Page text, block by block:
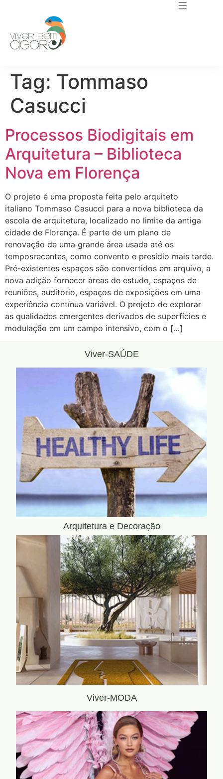
Tag: Tommaso
Casucci
Processos Biodigitais em
Arquitetura – Biblioteca
Nova em Florença
O projeto é uma proposta feita pelo arquiteto
italiano Tommaso Casucci para a nova biblioteca da
escola de arquitetura, localizado no limite da antiga
cidade de Florença. É parte de um plano de
renovação de uma grande área usada até os
temposrecentes, como convento e presídio mais tarde.
Pré-existentes espaços são convertidos em arquivo, a
nova adição fornecer áreas de estudo, espaços de
reuniões, auditório, espaços de exposições em uma
experiência contínua variável. O projeto de explorar
as qualidades emergentes derivados de superfícies e
modulação em um campo intensivo, com o […]
Viver-SAÚDE
Arquitetura e Decoração
Viver-MODA